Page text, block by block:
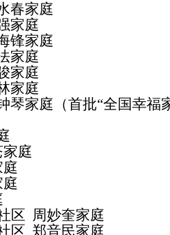
春家庭
家庭
锋家庭
家庭
家庭
家庭
琴家庭（首批“全国幸福
庭
庭
区 周妙奎家庭
区 郑音民家庭